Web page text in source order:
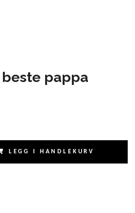
beste pappa
LEGG I HANDLEKURV